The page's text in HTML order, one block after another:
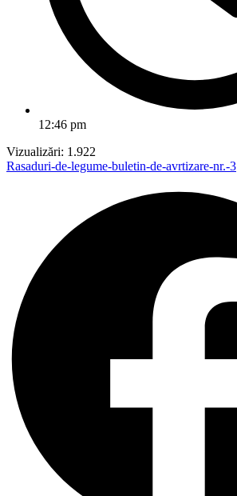
12:46 pm
Vizualizări: 1.922
Rasaduri-de-legume-buletin-de-avrtizare-nr.-3